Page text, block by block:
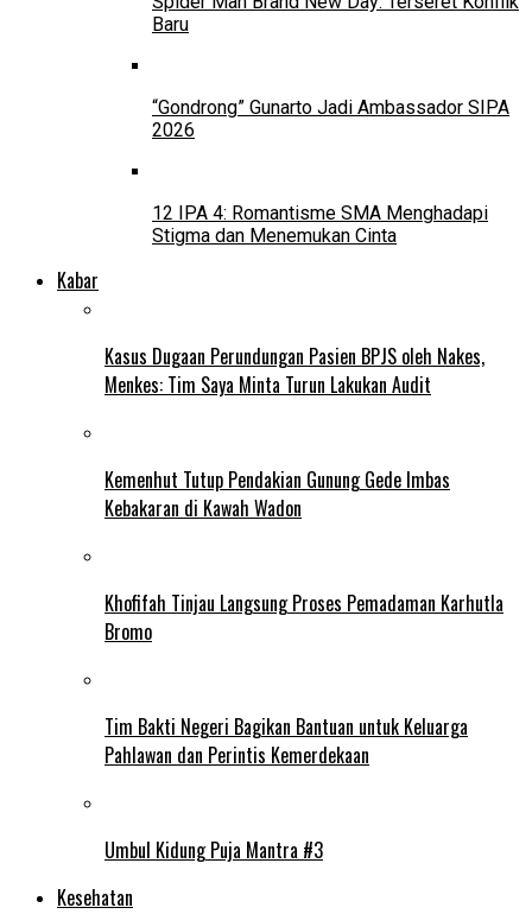
Baru
“Gondrong” Gunarto Jadi Ambassador SIPA
2026
12 IPA 4: Romantisme SMA Menghadapi
Stigma dan Menemukan Cinta
Kabar
Kasus Dugaan Perundungan Pasien BPJS oleh Nakes,
Menkes: Tim Saya Minta Turun Lakukan Audit
Kemenhut Tutup Pendakian Gunung Gede Imbas
Kebakaran di Kawah Wadon
Khofifah Tinjau Langsung Proses Pemadaman Karhutla
Bromo
Tim Bakti Negeri Bagikan Bantuan untuk Keluarga
Pahlawan dan Perintis Kemerdekaan
Umbul Kidung Puja Mantra #3
Kesehatan